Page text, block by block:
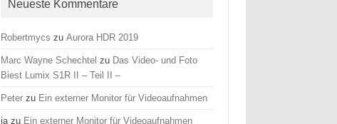
Neueste Kommentare
Robertmycs zuAurora HDR 2019
Marc Wayne Schechtel zu Das Video- und Foto
Biest Lumix S1R II – Teil II –
Peter zu Ein externer Monitor für Videoaufnahmen
jazu Ein externer Monitor für Videoaufnahmen